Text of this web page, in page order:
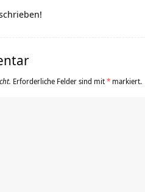
Erforderliche Felder sind mit* markiert.